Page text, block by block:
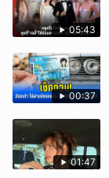
05:43
00:37
01:47